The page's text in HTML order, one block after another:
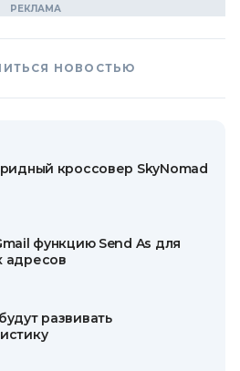
НОВОСТЬЮ
кроссовер SkyNomad
функцию Send As для
адресов
развивать